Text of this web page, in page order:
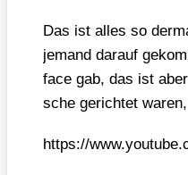
Das ist alles so
jemand dar­auf
face gab, das ist
sche gerich­tet
https://​